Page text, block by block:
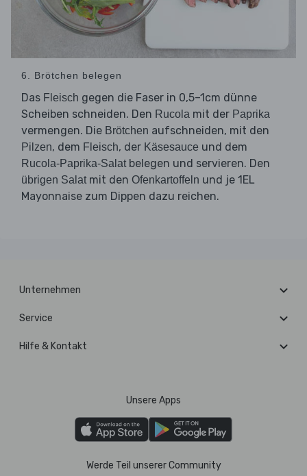
6. Brötchen belegen
Das Fleisch gegen die Faser in 0,5–1cm dünne
Scheiben schneiden. Den Rucola mit der Paprika
vermengen. Die Brötchen aufschneiden, mit den
Pilzen, dem Fleisch, der Käsesauce und dem
Rucola-Paprika-Salatbelegen und servieren. Den
übrigen Salatmit den Ofenkartoffeln und je 1EL
Mayonnaise zum Dippen dazu reichen.
Unternehmen
Service
Hilfe & Kontakt
Unsere Apps
Werde Teil unserer Community